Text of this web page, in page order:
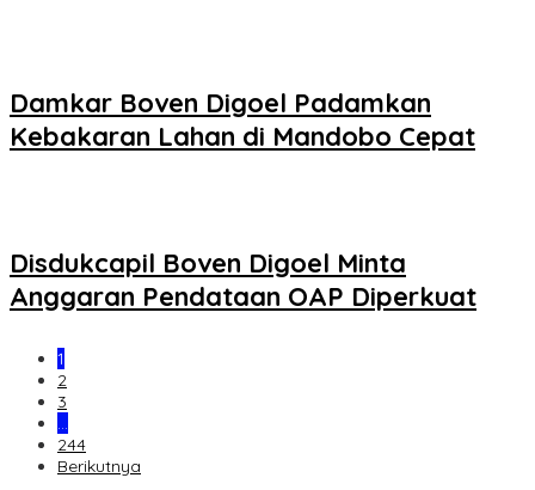
Damkar Boven Digoel Padamkan
Kebakaran Lahan di Mandobo Cepat
Disdukcapil Boven Digoel Minta
Anggaran Pendataan OAP Diperkuat
1
2
3
…
244
Berikutnya